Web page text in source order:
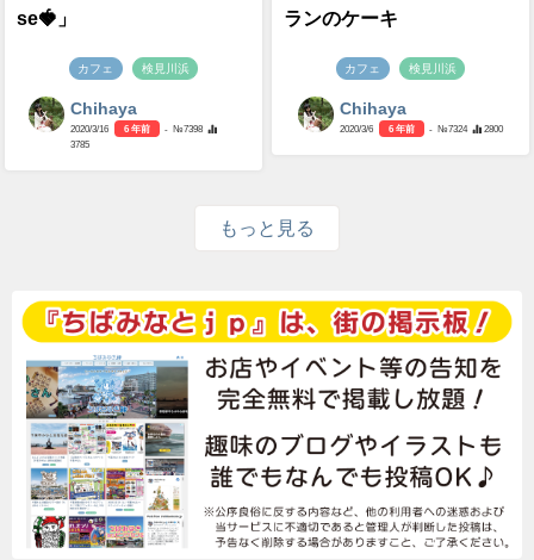
se🍓」
カフェ 検見川浜
Chihaya
2020/3/16 6 年前
- №7398
3785
ランのケーキ
カフェ 検見川浜
Chihaya
2020/3/6 6 年前 - №7324 2800
もっと見る